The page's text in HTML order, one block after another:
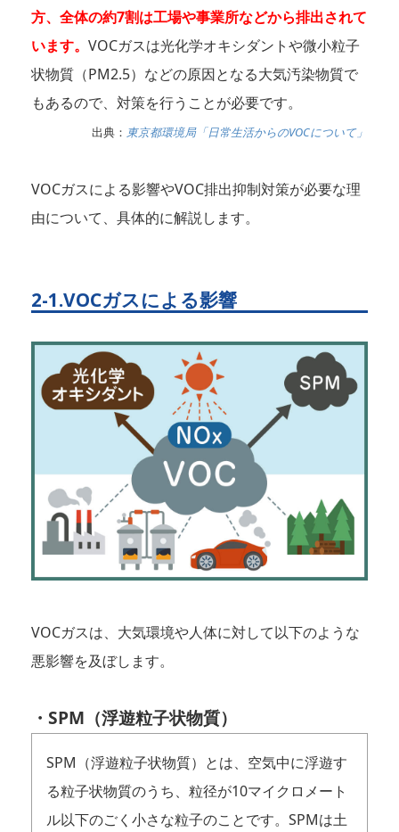
方、全体の約7割は工場や事業所などから排出されて
います。 VOCガスは光化学オキシダントや微小粒子
状物質（PM2.5）などの原因となる大気汚染物質で
もあるので、対策を行うことが必要です。
出典： 東京都環境局「日常生活からのVOCについて」
VOCガスによる影響やVOC排出抑制対策が必要な理
由について、具体的に解説します。
2-1.VOCガスによる影響
VOCガスは、大気環境や人体に対して以下のような
悪影響を及ぼします。
・SPM（浮遊粒子状物質）
SPM（浮遊粒子状物質）とは、空気中に浮遊す
る粒子状物質のうち、粒径が10マイクロメート
ル以下のごく小さな粒子のことです。SPMは土